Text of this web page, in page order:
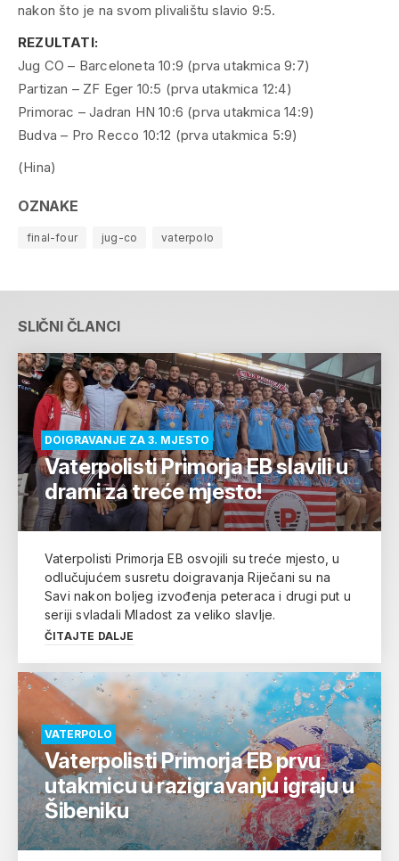
nakon što je na svom plivalištu slavio 9:5.
REZULTATI:
Jug CO – Barceloneta 10:9 (prva utakmica 9:7)
Partizan – ZF Eger 10:5 (prva utakmica 12:4)
Primorac – Jadran HN 10:6 (prva utakmica 14:9)
Budva – Pro Recco 10:12 (prva utakmica 5:9)
(Hina)
OZNAKE
final-four jug-co vaterpolo
SLIČNI ČLANCI
DOIGRAVANJE ZA 3. MJESTO
Vaterpolisti Primorja EB slavili u
drami za treće mjesto!
Vaterpolisti Primorja EB osvojili su treće mjesto, u
odlučujućem susretu doigravanja Riječani su na
Savi nakon boljeg izvođenja peteraca i drugi put u
seriji svladali Mladost za veliko slavlje.
ČITAJTE DALJE
VATERPOLO
Vaterpolisti Primorja EB prvu
utakmicu u razigravanju igraju u
Šibeniku